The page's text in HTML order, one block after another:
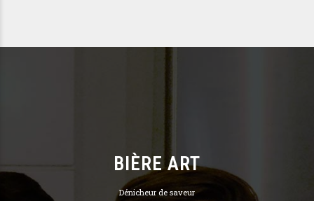
BIÈRE ART
Dénicheur de saveur